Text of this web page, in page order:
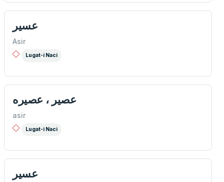
عسير
Asir
Lugat-i Naci
عصير ، عصيره
asir
Lugat-i Naci
عسير